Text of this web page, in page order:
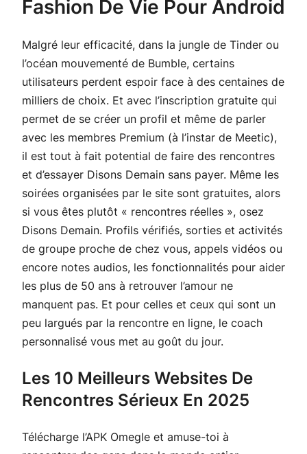
Fashion De Vie Pour Android
Malgré leur efficacité, dans la jungle de Tinder ou
l’océan mouvementé de Bumble, certains
utilisateurs perdent espoir face à des centaines de
milliers de choix. Et avec l’inscription gratuite qui
permet de se créer un profil et même de parler
avec les membres Premium (à l’instar de Meetic),
il est tout à fait potential de faire des rencontres
et d’essayer Disons Demain sans payer. Même les
soirées organisées par le site sont gratuites, alors
si vous êtes plutôt « rencontres réelles », osez
Disons Demain. Profils vérifiés, sorties et activités
de groupe proche de chez vous, appels vidéos ou
encore notes audios, les fonctionnalités pour aider
les plus de 50 ans à retrouver l’amour ne
manquent pas. Et pour celles et ceux qui sont un
peu largués par la rencontre en ligne, le coach
personnalisé vous met au goût du jour.
Les 10 Meilleurs Websites De
Rencontres Sérieux En 2025
Télécharge l’APK Omegle et amuse-toi à